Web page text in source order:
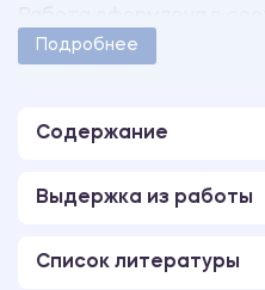
методическими
ПРИЛОЖЕНИЕ А
ПРИЛОЖЕНИЕ Б Отчет о
ПРИЛОЖЕНИЕ В
Подробнее
Содержание
Выдержка из работы
Список литературы